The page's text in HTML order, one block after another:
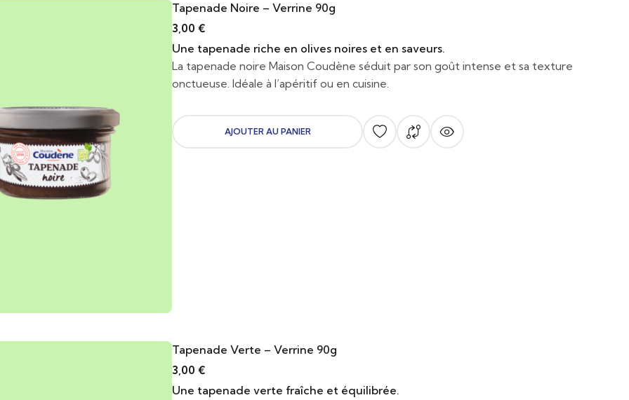
Tapenade Noire – Verrine 90g
3,00 €
Une tapenade riche en olives noires et en saveurs.
La tapenade noire Maison Coudène séduit par son goût intense et sa texture
onctueuse. Idéale à l’apéritif ou en cuisine.
AJOUTER AU PANIER
Tapenade Verte – Verrine 90g
3,00 €
Une tapenade verte fraîche et équilibrée.